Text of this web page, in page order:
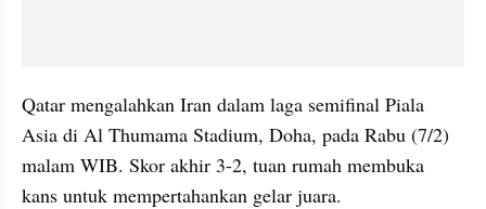
Qatar mengalahkan Iran dalam laga semifinal Piala
Asia di Al Thumama Stadium, Doha, pada Rabu (7/2)
malam WIB. Skor akhir 3-2, tuan rumah membuka
kans untuk mempertahankan gelar juara.